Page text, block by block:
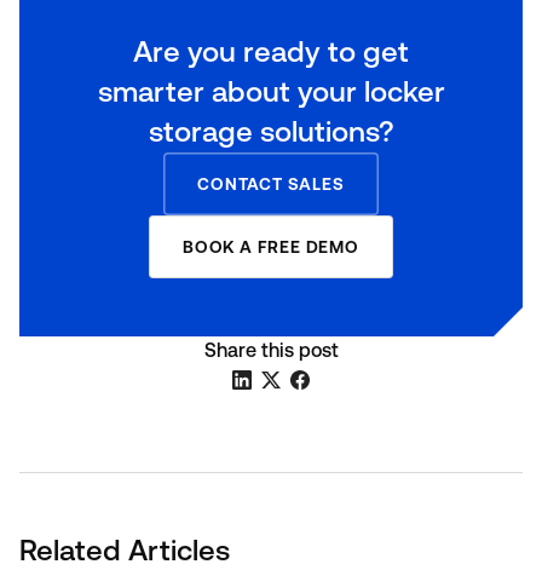
Are you ready to get
smarter about your locker
storage solutions?
CONTACT SALES
BOOK A FREE DEMO
Share this post
Related Articles